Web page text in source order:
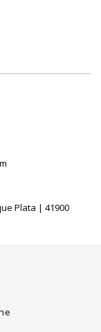
Plata | 41900